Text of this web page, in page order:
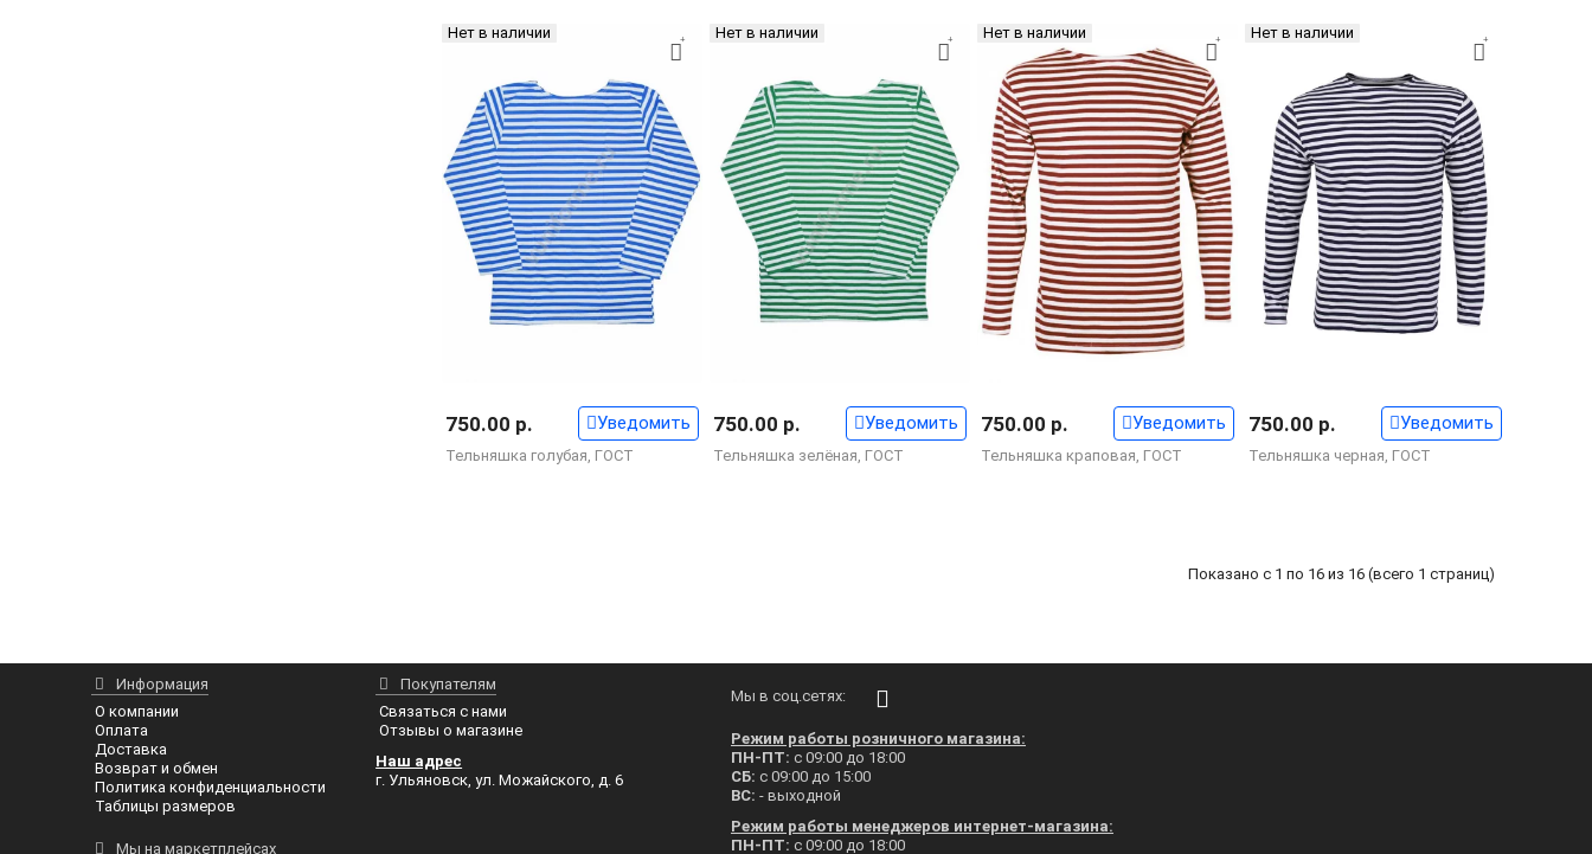
Нет в наличии
Тельняшка голубая, ГОСТ
750.00 р. Уведомить
Нет в наличии
Тельняшка зелёная, ГОСТ
750.00 р. Уведомить
Нет в наличии
Тельняшка краповая, ГОСТ
750.00 р. Уведомить
Нет в наличии
Тельняшка черная, ГОСТ
750.00 р. Уведомить
Показано с 1 по 16 из 16 (всего 1 страниц)
Информация
О компании
Оплата
Доставка
Возврат и обмен
Политика конфиденциальности
Таблицы размеров
Мы на маркетплейсах
Покупателям
Связаться с нами
Отзывы о магазине
Наш адрес
г. Ульяновск, ул. Можайского, д. 6
Мы в соц.сетях:
Режим работы розничного магазина:
ПН-ПТ: с 09:00 до 18:00
СБ: с 09:00 до 15:00
ВС: - выходной
Режим работы менеджеров интернет-магазина:
ПН-ПТ: с 09:00 до 18:00